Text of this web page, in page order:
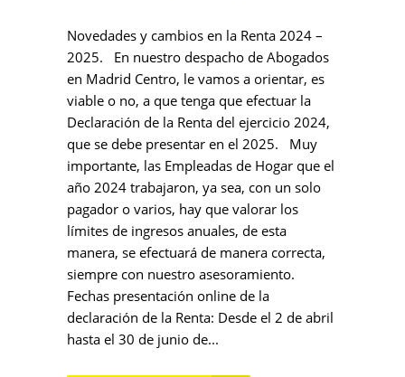
Novedades y cambios en la Renta 2024 –
2025. En nuestro despacho de Abogados
en Madrid Centro, le vamos a orientar, es
viable o no, a que tenga que efectuar la
Declaración de la Renta del ejercicio 2024,
que se debe presentar en el 2025. Muy
importante, las Empleadas de Hogar que el
año 2024 trabajaron, ya sea, con un solo
pagador o varios, hay que valorar los
límites de ingresos anuales, de esta
manera, se efectuará de manera correcta,
siempre con nuestro asesoramiento.
Fechas presentación online de la
declaración de la Renta: Desde el 2 de abril
hasta el 30 de junio de...